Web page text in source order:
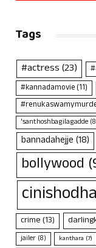
Tags
#actress(23)
#kannadamovie(11)
'santhoshbagilagadde
bannadahejje(18)
bollywood
cinishodha
crime(13)
jailer (8) kanthara (7)